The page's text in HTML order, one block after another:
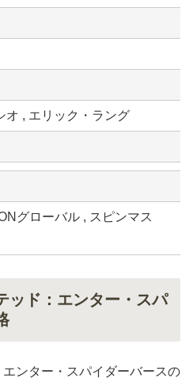
オ , エリック・ラング
グローバル , スピンマス
ッド：エンター・スパ
ンター・スパイダーバースの